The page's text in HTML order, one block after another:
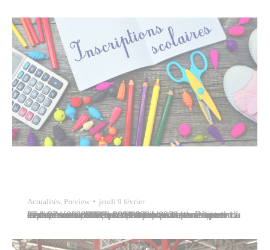
Actualités Preview jeudi 9 février
Inscriptions scolaires 2023-2024 : ouverture à partir du 27 février 2023 Les inscriptions pour la prochaine rentrée scolaire 2023-2024 démarreront à compter du lundi 27 février 2023 pour les écoles maternelles et élémentaires publiques de la commune de Papeete. Les dossiers d’inscription sont disponibles ici et sont à déposer avant le vendredi 30 juin 2023,…